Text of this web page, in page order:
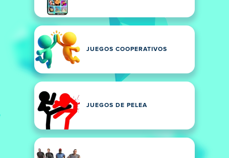
JUEGOS COOPERATIVOS
JUEGOS DE PELEA